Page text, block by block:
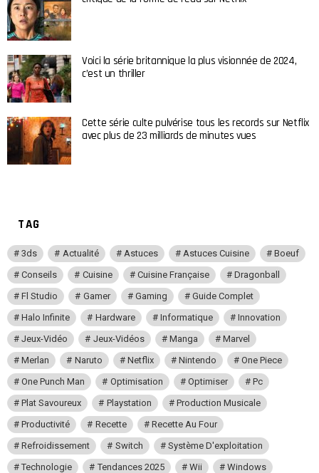
Voici la série britannique la plus visionnée de 2024,
c’est un thriller
Cette série culte pulvérise tous les records sur Netflix
avec plus de 23 milliards de minutes vues
TAG
3ds Actualité Astuces Astuces Cuisine
Boeuf
Conseils
Cuisine Cuisine Française
Dragonball
Fl Studio
Gamer Gaming
Guide Complet
Halo Infinite
Hardware Informatique
Innovation
Jeux-Vidéo
Jeux-Vidéos Manga
Marvel
Merlan
Naruto Netflix Nintendo
One Piece
One Punch Man
Optimisation Optimiser
Pc
Plat Savoureux
Playstation
Production Musicale
Productivité
Recette
Recette Au Four
Refroidissement
Switch
Système D'exploitation
Technologie
Tendances 2025 Wii
Windows